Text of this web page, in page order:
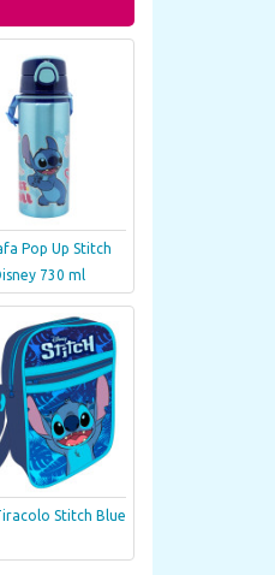
Pop Up Stitch
730 ml
Stitch Blue